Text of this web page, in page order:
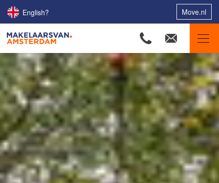
English? Move.nl
Makelaars van Amsterdam
Ons aanbod
Woningzoekers
Onze makelaars
Onze expertises
Huis verkopen
Huis kopen